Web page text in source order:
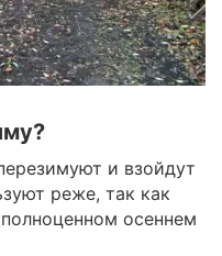
и взойдут
реже, так как
осеннем